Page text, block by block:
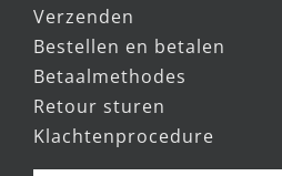
Verzenden
Bestellen en betalen
Betaalmethodes
Retour sturen
Klachtenprocedure